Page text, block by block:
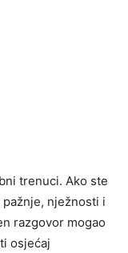
trenuci. Ako ste
nježnosti i
razgovor mogao
osjećaj